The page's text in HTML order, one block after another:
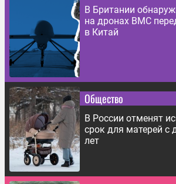
В Британии
на дронах ВМС
в Китай
Общество
В России отменят
срок для матерей с
лет